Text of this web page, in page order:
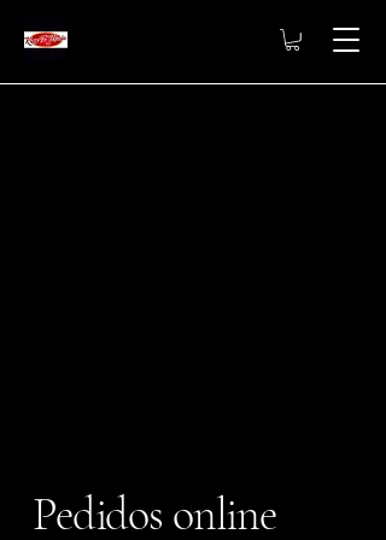
Pedidos online